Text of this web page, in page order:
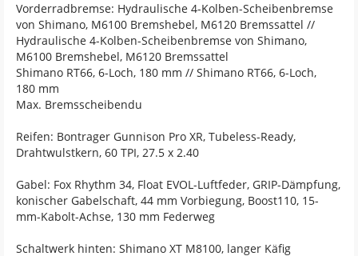
Vorderradbremse: Hydraulische 4-Kolben-Scheibenbremse
von Shimano, M6100 Bremshebel, M6120 Bremssattel //
Hydraulische 4-Kolben-Scheibenbremse von Shimano,
M6100 Bremshebel, M6120 Bremssattel
Shimano RT66, 6-Loch, 180 mm // Shimano RT66, 6-Loch,
180 mm
Max. Bremsscheibendu
Reifen: Bontrager Gunnison Pro XR, Tubeless-Ready,
Drahtwulstkern, 60 TPI, 27.5 x 2.40
Gabel: Fox Rhythm 34, Float EVOL-Luftfeder, GRIP-Dämpfung,
konischer Gabelschaft, 44 mm Vorbiegung, Boost110, 15-
mm-Kabolt-Achse, 130 mm Federweg
Schaltwerk hinten: Shimano XT M8100, langer Käfig